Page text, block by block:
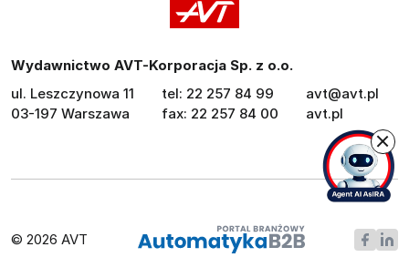
Wydawnictwo AVT-Korporacja Sp. z o.o.
ul. Leszczynowa 11
03-197 Warszawa
tel: 22 257 84 99
fax: 22 257 84 00
avt@avt.pl
avt.pl
© 2026 AVT